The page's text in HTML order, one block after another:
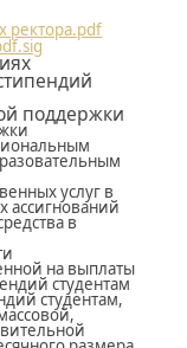
ректора.pdf
поддержки
услуг в
ассигнований
в
на выплаты
студентам
студентам,